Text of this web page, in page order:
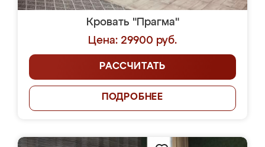
Кровать "Прагма"
Цена: 29900 руб.
РАССЧИТАТЬ
ПОДРОБНЕЕ